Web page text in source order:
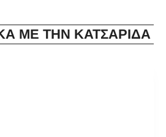
ΜΕ ΤΗΝ ΚΑΤΣΑΡΙΔΑ